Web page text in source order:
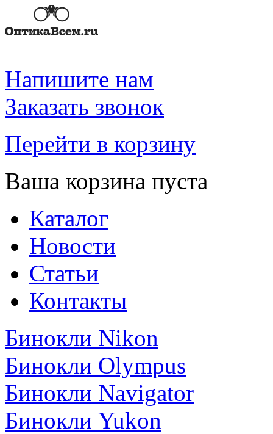
Напишите нам
Заказать звонок
Перейти в корзину
Ваша корзина пуста
Каталог
Новости
Статьи
Контакты
Бинокли Nikon
Бинокли Olympus
Бинокли Navigator
Бинокли Yukon